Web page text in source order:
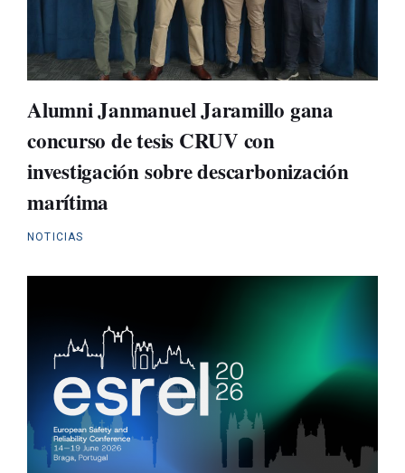
Alumni Janmanuel Jaramillo gana
concurso de tesis CRUV con
investigación sobre descarbonización
marítima
NOTICIAS